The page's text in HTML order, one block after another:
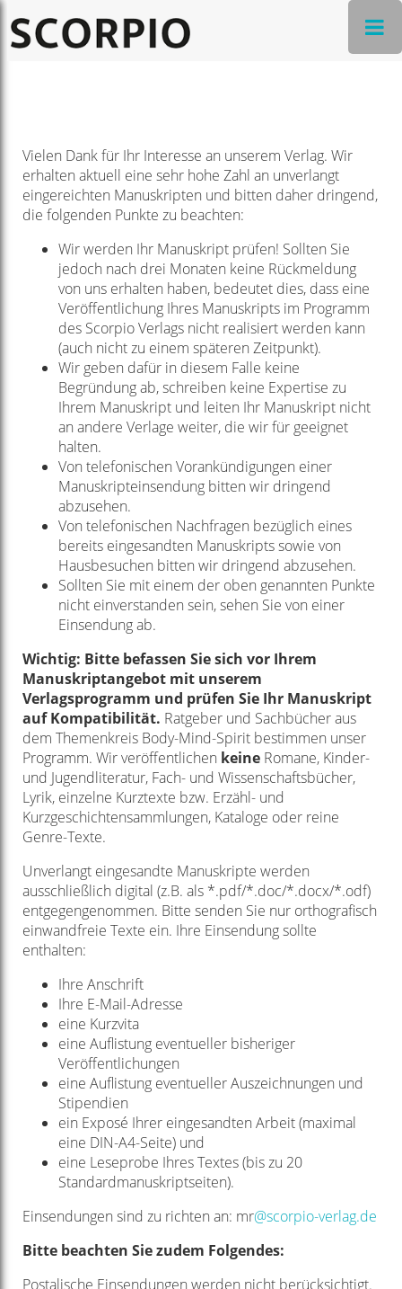
Vielen Dank für Ihr Interesse an unserem Verlag. Wir
erhalten aktuell eine sehr hohe Zahl an unverlangt
eingereichten Manuskripten und bitten daher dringend,
die folgenden Punkte zu beachten:
Wir werden Ihr Manuskript prüfen! Sollten Sie
jedoch nach drei Monaten keine Rückmeldung
von uns erhalten haben, bedeutet dies, dass eine
Veröffentlichung Ihres Manuskripts im Programm
des Scorpio Verlags nicht realisiert werden kann
(auch nicht zu einem späteren Zeitpunkt).
Wir geben dafür in diesem Falle keine
Begründung ab, schreiben keine Expertise zu
Ihrem Manuskript und leiten Ihr Manuskript nicht
an andere Verlage weiter, die wir für geeignet
halten.
Von telefonischen Vorankündigungen einer
Manuskripteinsendung bitten wir dringend
abzusehen.
Von telefonischen Nachfragen bezüglich eines
bereits eingesandten Manuskripts sowie von
Hausbesuchen bitten wir dringend abzusehen.
Sollten Sie mit einem der oben genannten Punkte
nicht einverstanden sein, sehen Sie von einer
Einsendung ab.
Wichtig: Bitte befassen Sie sich vor Ihrem
Manuskriptangebot mit unserem
Verlagsprogramm und prüfen Sie Ihr Manuskript
auf Kompatibilität. Ratgeber und Sachbücher aus
dem Themenkreis Body-Mind-Spirit bestimmen unser
Programm. Wir veröffentlichen keineRomane, Kinder-
und Jugendliteratur, Fach- und Wissenschaftsbücher,
Lyrik, einzelne Kurztexte bzw. Erzähl- und
Kurzgeschichtensammlungen, Kataloge oder reine
Genre-Texte.
Unverlangt eingesandte Manuskripte werden
ausschließlich digital (z.B. als *.pdf/*.doc/*.docx/*.odf)
entgegengenommen. Bitte senden Sie nur orthografisch
einwandfreie Texte ein. Ihre Einsendung sollte
enthalten:
Ihre Anschrift
Ihre E-Mail-Adresse
eine Kurzvita
eine Auflistung eventueller bisheriger
Veröffentlichungen
eine Auflistung eventueller Auszeichnungen und
Stipendien
ein Exposé Ihrer eingesandten Arbeit (maximal
eine DIN-A4-Seite) und
eine Leseprobe Ihres Textes (bis zu 20
Standardmanuskriptseiten).
Einsendungen sind zu richten an: mr@scorpio-verlag.de
Bitte beachten Sie zudem Folgendes:
Postalische Einsendungen werden nicht berücksichtigt.